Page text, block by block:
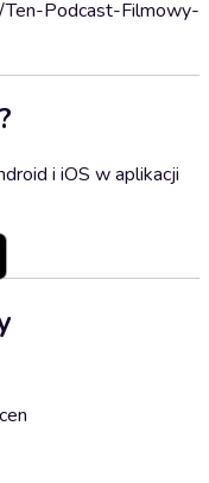
Podcast-Filmowy-
i iOS w aplikacji